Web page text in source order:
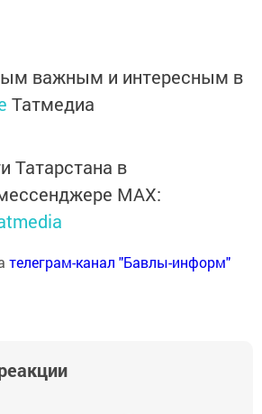
важным и интересным в
Татмедиа
Татарстана в
MАХ:
телеграм-канал "Бавлы-информ"